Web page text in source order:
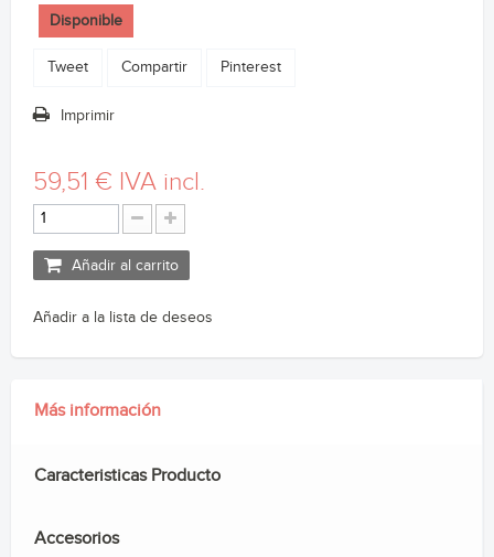
Disponible
Tweet Compartir Pinterest
Imprimir
59,51 € IVA incl.
Añadir al carrito
Añadir a la lista de deseos
Más información
Caracteristicas Producto
Accesorios